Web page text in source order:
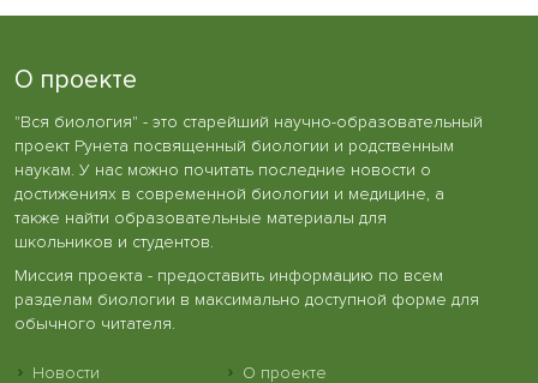
О проекте
"Вся биология" - это старейший научно-образовательный
проект Рунета посвященный биологии и родственным
наукам. У нас можно почитать последние новости о
достижениях в современной биологии и медицине, а
также найти образовательные материалы для
школьников и студентов.
Миссия проекта - предоставить информацию по всем
разделам биологии в максимально доступной форме для
обычного читателя.
Новости О проекте